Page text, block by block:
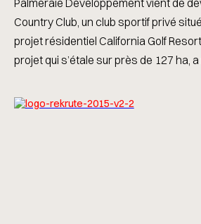
Country Club, un club sportif privé
projet résidentiel California Golf
projet qui s’étale sur près de 127 ha, a